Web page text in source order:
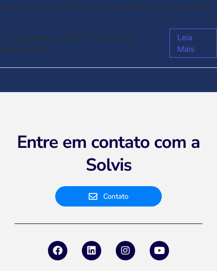
e até mesmo aos efeitos de microplásticos no organismo.
20 de janeiro de 2026 / Comentários
desativados
Leia
Mais
Entre em contato com a
Solvis
Contato